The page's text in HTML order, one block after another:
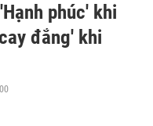
phúc' khi
đắng' khi